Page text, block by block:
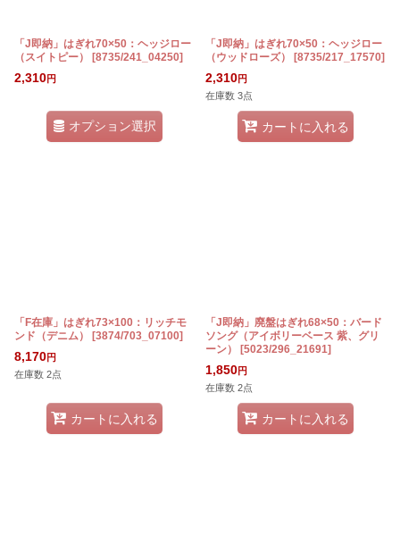
「J即納」はぎれ70×50：ヘッジロー
（スイトピー）
[8735/241_04250]
2,310円
オプション選択
「J即納」はぎれ70×50：ヘッジロー
（ウッドローズ）
[8735/217_17570]
2,310円
在庫数 3点
カートに入れる
「F在庫」はぎれ73×100：リッチモ
ンド（デニム）
[3874/703_07100]
8,170円
在庫数 2点
カートに入れる
「J即納」廃盤はぎれ68×50：バード
ソング（アイボリーベース 紫、グリ
ーン）
[5023/296_21691]
1,850円
在庫数 2点
カートに入れる